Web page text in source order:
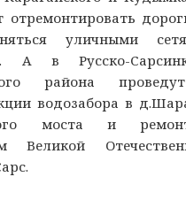
отремонтировать
уличными
А в Русско-
района
водозабора в
моста и
Великой